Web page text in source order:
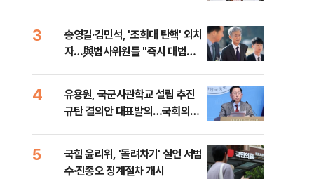
3
송영길·김민석, '조희대 탄핵' 외치
자…與법사위원들 "즉시 대법관
4
유용원, 국군사관학교 설립 추진
규탄 결의안 대표발의…국회의원
5
국힘 윤리위, '돌려차기' 실언 서범
수·진종오 징계절차 개시